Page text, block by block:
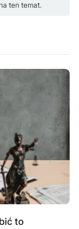
ten temat.
to